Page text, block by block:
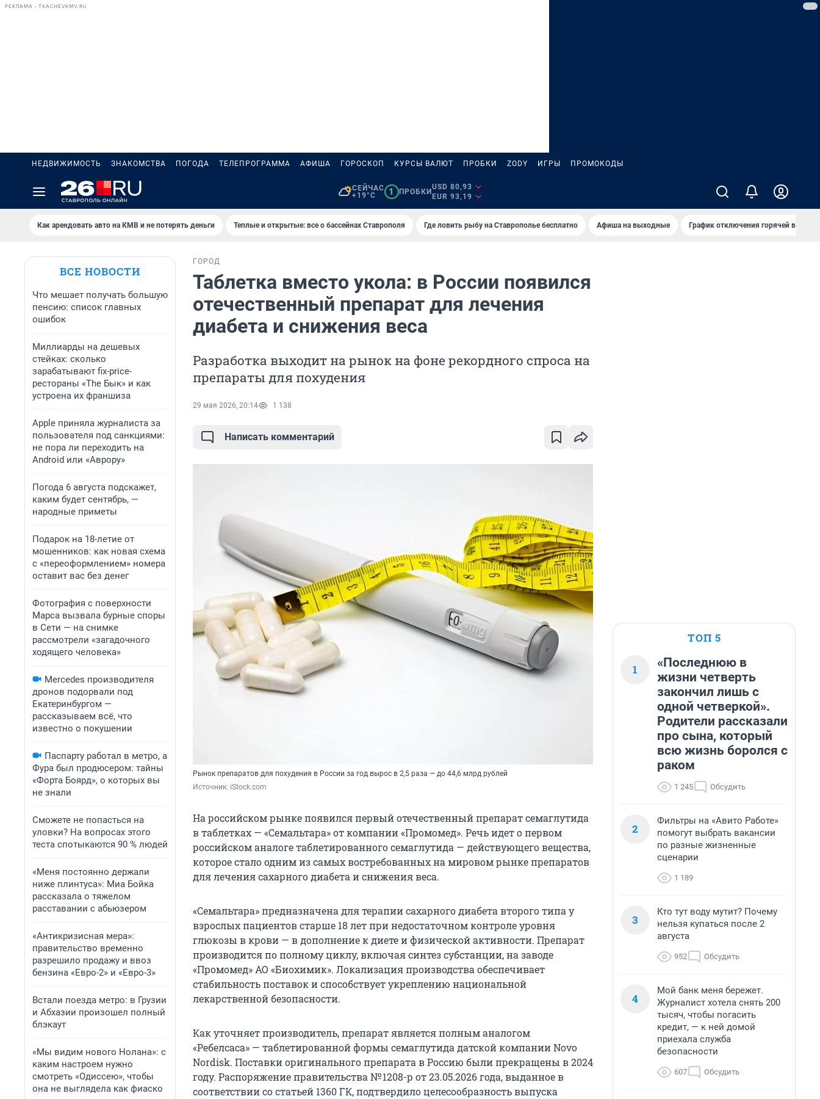
РЕКЛАМА • TKACHEVKMV.RU
НЕДВИЖИМОСТЬ ЗНАКОМСТВА ПОГОДА ТЕЛЕПРОГРАММА АФИША ГОРОСКОП КУРСЫ ВАЛЮТ ПРОБКИ ZODY ИГРЫ ПРОМОКОДЫ
СЕЙЧАС
+19°C
1 ПРОБКИ
USD 80,93
EUR 93,19
Как арендовать авто на КМВ и не потерять деньги Теплые и открытые: все о бассейнах Ставрополя Где ловить рыбу на Ставрополье бесплатно Афиша на выходные График отключения горячей воды в
ВСЕ НОВОСТИ
Что мешает получать большую
пенсию: список главных
ошибок
Миллиарды на дешевых
стейках: сколько
зарабатывают fix-price-
рестораны «The Бык» и как
устроена их франшиза
Apple приняла журналиста за
пользователя под санкциями:
не пора ли переходить на
Android или «Аврору»
Погода 6 августа подскажет,
каким будет сентябрь, —
народные приметы
Подарок на 18-летие от
мошенников: как новая схема
с «переоформлением» номера
оставит вас без денег
Фотография с поверхности
Марса вызвала бурные споры
в Сети — на снимке
рассмотрели «загадочного
ходящего человека»
Mercedes производителя
дронов подорвали под
Екатеринбургом —
рассказываем всё, что
известно о покушении
Паспарту работал в метро, а
Фура был продюсером: тайны
«Форта Боярд», о которых вы
не знали
Сможете не попасться на
уловки? На вопросах этого
теста спотыкаются 90 % людей
«Меня постоянно держали
ниже плинтуса»: Миа Бойка
рассказала о тяжелом
расставании с абьюзером
«Антикризисная мера»:
правительство временно
разрешило продажу и ввоз
бензина «Евро-2» и «Евро-3»
Встали поезда метро: в Грузии
и Абхазии произошел полный
блэкаут
«Мы видим нового Нолана»: с
каким настроем нужно
смотреть «Одиссею», чтобы
она не выглядела как фиаско
ГОРОД
Таблетка вместо укола: в России появился
отечественный препарат для лечения
диабета и снижения веса
Разработка выходит на рынок на фоне рекордного спроса на
препараты для похудения
29 мая 2026, 20:14 1 138
Написать комментарий
Рынок препаратов для похудения в России за год вырос в 2,5 раза — до 44,6 млрд рублей
Источник: iStock.com
На российском рынке появился первый отечественный препарат семаглутида
в таблетках — «Семальтара» от компании «Промомед». Речь идет о первом
российском аналоге таблетированного семаглутида — действующего вещества,
которое стало одним из самых востребованных на мировом рынке препаратов
для лечения сахарного диабета и снижения веса.
«Семальтара» предназначена для терапии сахарного диабета второго типа у
взрослых пациентов старше 18 лет при недостаточном контроле уровня
глюкозы в крови — в дополнение к диете и физической активности. Препарат
производится по полному циклу, включая синтез субстанции, на заводе
«Промомед» АО «Биохимик». Локализация производства обеспечивает
стабильность поставок и способствует укреплению национальной
лекарственной безопасности.
Как уточняет производитель, препарат является полным аналогом
«Ребелсаса» — таблетированной формы семаглутида датской компании Novo
Nordisk. Поставки оригинального препарата в Россию были прекращены в 2024
году. Распоряжение правительства № 1208-р от 23.05.2026 года, выданное в
соответствии со статьей 1360 ГК, подтвердило целесообразность выпуска
ТОП 5
1
«Последнюю в
жизни четверть
закончил лишь с
одной четверкой».
Родители рассказали
про сына, который
всю жизнь боролся с
раком
1 245 Обсудить
2
Фильтры на «Авито Работе»
помогут выбрать вакансии
по разные жизненные
сценарии
1 189
3
Кто тут воду мутит? Почему
нельзя купаться после 2
августа
952 Обсудить
4
Мой банк меня бережет.
Журналист хотела снять 200
тысяч, чтобы погасить
кредит, — к ней домой
приехала служба
безопасности
607 Обсудить